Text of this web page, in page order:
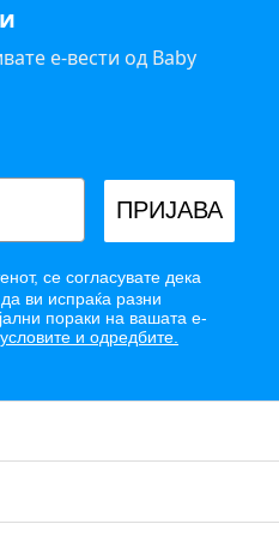
е-вести од Baby
ПРИЈАВА
се согласувате дека
ви испраќа разни
пораки на вашата е-
условите и одредбите.